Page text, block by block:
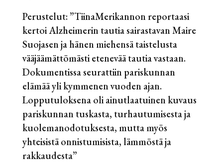
Perustelut: ”TiinaMerikannon reportaasi
kertoi Alzheimerin tautia sairastavan Maire
Suojasen ja hänen miehensä taistelusta
vääjäämättömästi etenevää tautia vastaan.
Dokumentissa seurattiin pariskunnan
elämää yli kymmenen vuoden ajan.
Lopputuloksena oli ainutlaatuinen kuvaus
pariskunnan tuskasta, turhautumisesta ja
kuolemanodotuksesta, mutta myös
yhteisistä onnistumisista, lämmöstä ja
rakkaudesta”